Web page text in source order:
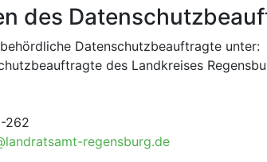
des
Datenschutzbeauftragte unter:
des Landkreises
262
regensburg.de